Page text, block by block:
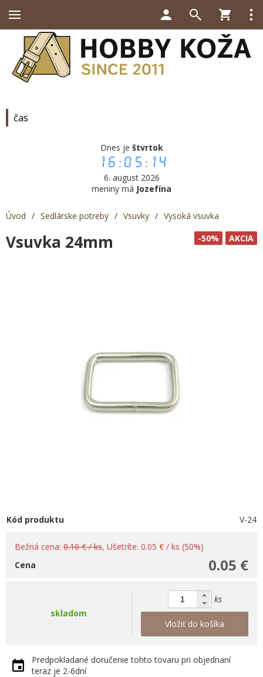
čas
Dnes je štvrtok
16:05:15
6. august 2026
meniny má Jozefína
Úvod / Sedlárske potreby / Vsuvky / Vysoká vsuvka
AKCIA
-50%
Vsuvka 24mm
Kód produktu V-24
Bežná cena: 0.10 € / ks, Ušetríte: 0.05 € / ks (50%)
0.05 €
Cena
skladom
ks
Vložiť do košíka
Predpokladané doručenie tohto tovaru pri objednaní
teraz je 2-6dní